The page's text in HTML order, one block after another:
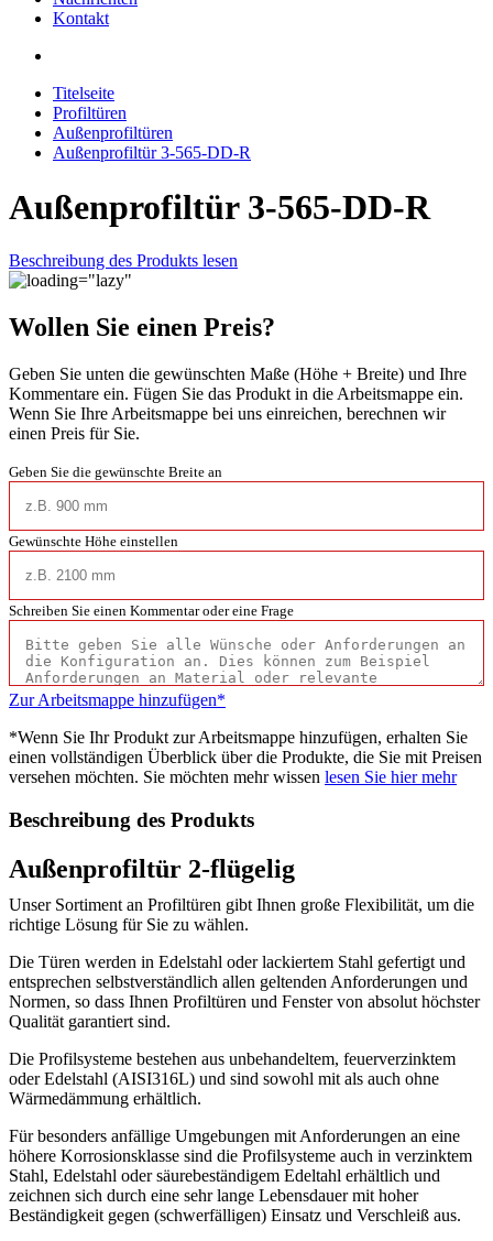
Kontakt
Titelseite
Profiltüren
Außenprofiltüren
Außenprofiltür 3-565-DD-R
Außenprofiltür 3-565-DD-R
Beschreibung des Produkts lesen
Wollen Sie einen Preis?
Geben Sie unten die gewünschten Maße (Höhe + Breite) und Ihre
Kommentare ein. Fügen Sie das Produkt in die Arbeitsmappe ein.
Wenn Sie Ihre Arbeitsmappe bei uns einreichen, berechnen wir
einen Preis für Sie.
Geben Sie die gewünschte Breite an
Gewünschte Höhe einstellen
Schreiben Sie einen Kommentar oder eine Frage
Zur Arbeitsmappe hinzufügen*
*Wenn Sie Ihr Produkt zur Arbeitsmappe hinzufügen, erhalten Sie
einen vollständigen Überblick über die Produkte, die Sie mit Preisen
versehen möchten. Sie möchten mehr wissen lesen Sie hier mehr
Beschreibung des Produkts
Außenprofiltür 2-flügelig
Unser Sortiment an Profiltüren gibt Ihnen große Flexibilität, um die
richtige Lösung für Sie zu wählen.
Die Türen werden in Edelstahl oder lackiertem Stahl gefertigt und
entsprechen selbstverständlich allen geltenden Anforderungen und
Normen, so dass Ihnen Profiltüren und Fenster von absolut höchster
Qualität garantiert sind.
Die Profilsysteme bestehen aus unbehandeltem, feuerverzinktem
oder Edelstahl (AISI316L) und sind sowohl mit als auch ohne
Wärmedämmung erhältlich.
Für besonders anfällige Umgebungen mit Anforderungen an eine
höhere Korrosionsklasse sind die Profilsysteme auch in verzinktem
Stahl, Edelstahl oder säurebeständigem Edeltahl erhältlich und
zeichnen sich durch eine sehr lange Lebensdauer mit hoher
Beständigkeit gegen (schwerfälligen) Einsatz und Verschleiß aus.